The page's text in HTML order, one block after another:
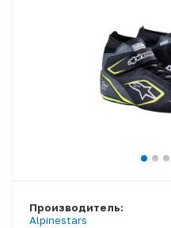
Производитель:
Alpinestars